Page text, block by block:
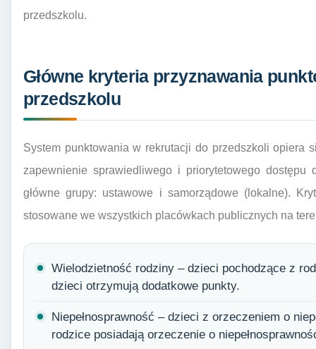
przedszkolu.
Główne kryteria przyznawania
przedszkolu
System punktowania w rekrutacji do przedszkoli opiera
zapewnienie sprawiedliwego i priorytetowego
główne grupy: ustawowe i samorządowe (lokalne).
stosowane we wszystkich placówkach publicznych na
Wielodzietność rodziny – dzieci pochodzące z
dzieci otrzymują dodatkowe punkty.
Niepełnosprawność – dzieci z orzeczeniem o
rodzice posiadają orzeczenie o